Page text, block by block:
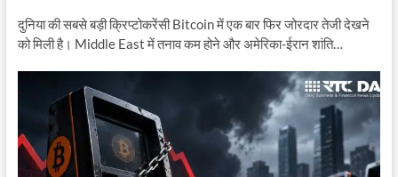
दुनिया की सबसे बड़ी क्रिप्टोकरेंसी Bitcoin में एक बार फिर जोरदार तेजी देखने
को मिली है। Middle East में तनाव कम होने और अमेरिका-ईरान शांति…